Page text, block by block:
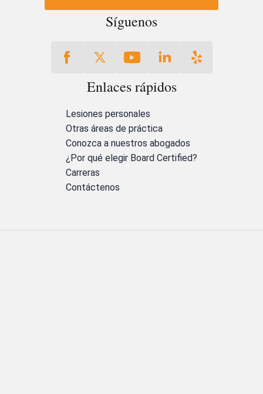
Síguenos
Enlaces rápidos
Lesiones personales
Otras áreas de práctica
Conozca a nuestros abogados
¿Por qué elegir Board Certified?
Carreras
Contáctenos